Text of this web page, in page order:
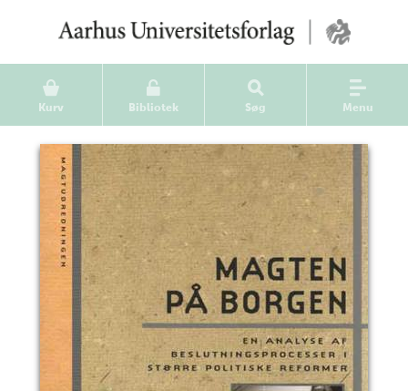
Kurv Bibliotek Søg Menu